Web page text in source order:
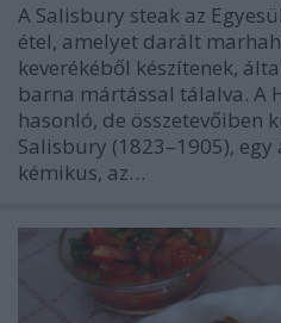
A Salisbury steak az
étel, amelyet darált
keverékéből készítenek,
barna mártással tálalva. A
hasonló, de összetevőiben
Salisbury (1823–1905),
kémikus, az…